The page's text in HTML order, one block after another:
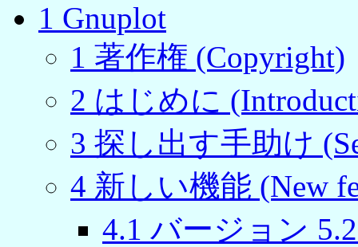
1 Gnuplot
1 著作権 (Copyright)
2 はじめに
3 探し出す手助け
4 新しい機能 (New
4.1 バージョン